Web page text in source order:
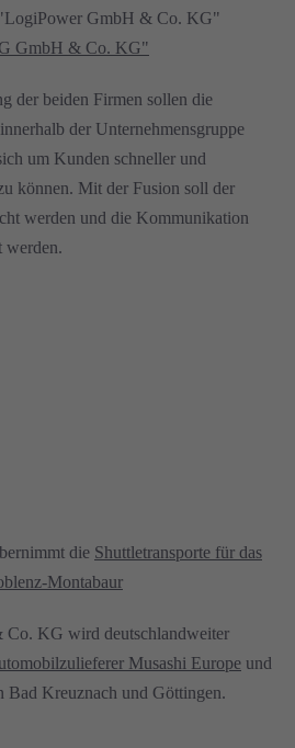
GmbH & Co. KG"
GmbH & Co. KG"
der beiden Firmen sollen die
der Unternehmensgruppe
um Kunden schneller und
können. Mit der Fusion soll der
werden und die Kommunikation
werden.
die Shuttletransporte für das
Montabaur
KG wird deutschlandweiter
Musashi Europe und
Bad Kreuznach und Göttingen.